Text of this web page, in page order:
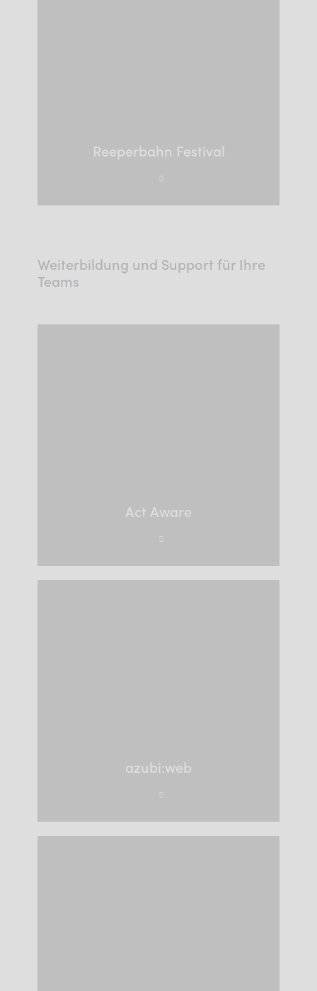
Reeperbahn Festival
Weiterbildung und Support für Ihre
Teams
Act Aware
azubi:web